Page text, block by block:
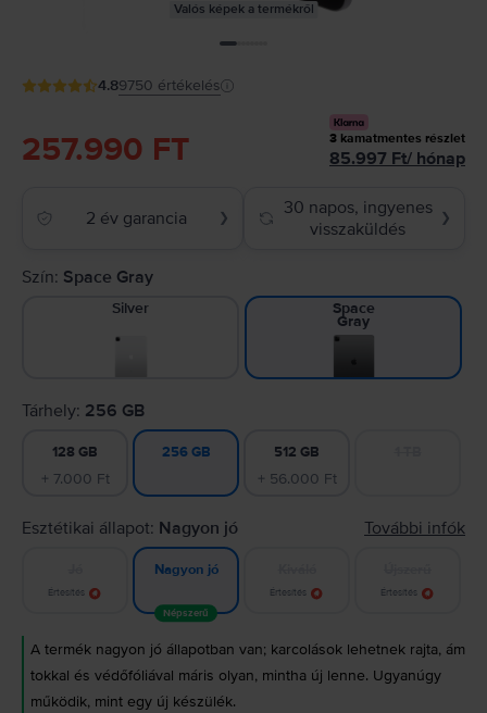
Valós képek a termékről
4.89750 értékelés
257.990 FT 3 kamatmentes részlet
85.997 Ft/ hónap
2 év garancia ❯
30 napos, ingyenes
visszaküldés
❯
Szín: Space Gray
Silver Space
Gray
Tárhely: 256 GB
128 GB
+ 7.000 Ft
256 GB 512 GB
+ 56.000 Ft
Esztétikai állapot: Nagyon jó További infók
Értesítés
Nagyon jó
Népszerű
Értesítés Értesítés
A termék nagyon jó állapotban van; karcolások lehetnek rajta, ám
tokkal és védőfóliával máris olyan, mintha új lenne. Ugyanúgy
működik, mint egy új készülék.